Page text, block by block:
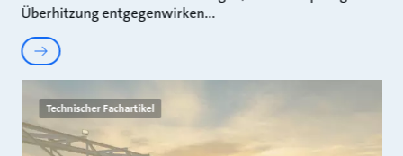
Überhitzung entgegenwirken
Technischer Fachartikel